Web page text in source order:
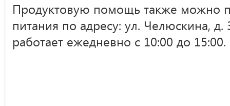
Продуктовую помощь также можно
питания по адресу: ул. Челюскина, д.
работает ежедневно с 10:00 до 15:00.